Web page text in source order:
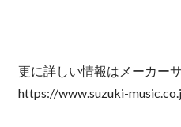
更に詳しい情報はメーカー
https://www.suzuki-